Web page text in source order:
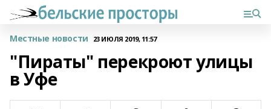
Местные новости 23 ИЮЛЯ 2019, 11:57
"Пираты" перекроют улицы
в Уфе